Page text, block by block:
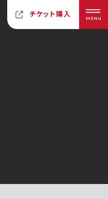
チケット購入 MENU